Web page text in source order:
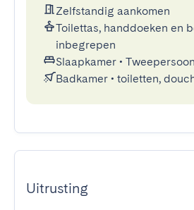
Zelfstandig aankomen
Toilettas, handdoeken en
inbegrepen
Slaapkamer •
Badkamer • toiletten,
Uitrusting